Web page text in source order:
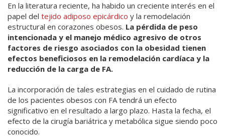
En la literatura reciente, ha habido un creciente interés en el
papel del tejido adiposo epicárdico y la remodelación
estructural en corazones obesos. La pérdida de peso
intencionada y el manejo médico agresivo de otros
factores de riesgo asociados con la obesidad tienen
efectos beneficiosos en la remodelación cardíaca y la
reducción de la carga de FA.
La incorporación de tales estrategias en el cuidado de rutina
de los pacientes obesos con FA tendrá un efecto
significativo en el resultado a largo plazo. Hasta la fecha, el
efecto de la cirugía bariátrica y metabólica sigue siendo poco
conocido.